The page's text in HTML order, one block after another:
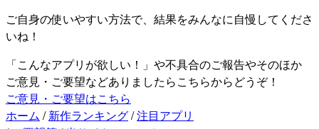
ご自身の使いやすい方法で、結果をみんなに自慢してくださ
いね！
「こんなアプリが欲しい！」や不具合のご報告やそのほか
ご意見・ご要望などありましたらこちらからどうぞ！
ご意見・ご要望はこちら
ホーム / 新作ランキング/注目アプリ